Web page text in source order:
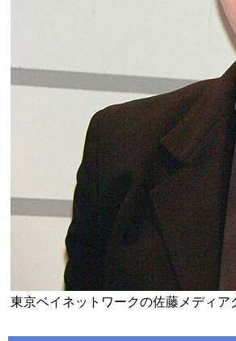
東京ベイネットワークの佐藤メディア